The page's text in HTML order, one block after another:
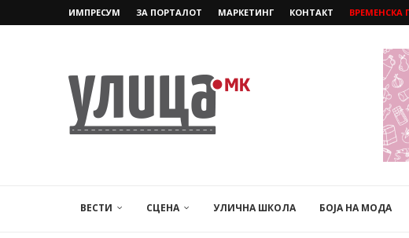
ИМПРЕСУМ ЗА ПОРТАЛОТ МАРКЕТИНГ КОНТАКТ ВРЕМЕНСКА
ВЕСТИ СЦЕНА УЛИЧНА ШКОЛА БОЈА НА МОДА